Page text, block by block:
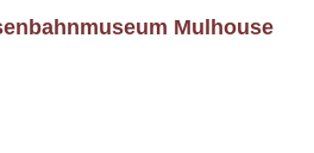
Mulhouse